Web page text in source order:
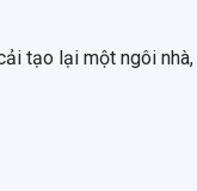
tạo lại một ngôi